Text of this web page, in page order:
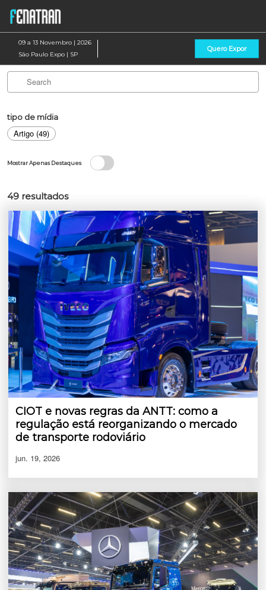
Pular
para
o
conteúdo
09 a 13 Novembro | 2026
São Paulo Expo | SP
Quero Expor
tipo de mídia
Artigo (49)
Mostrar Apenas Destaques
49 resultados
CIOT e novas regras da ANTT: como a
regulação está reorganizando o mercado
de transporte rodoviário
jun. 19, 2026